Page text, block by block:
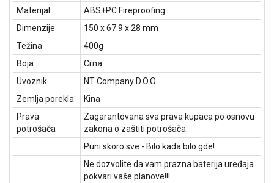
Materijal
ABS+PC Fireproofing
Dimenzije
150 x 67.9 x 28 mm
Težina
400g
Boja
Crna
Uvoznik
NT Company D.O.O.
Zemlja porekla
Kina
Prava
potrošača
Zagarantovana sva prava kupaca po osnovu
zakona o zaštiti potrošača.
Puni skoro sve - Bilo kada bilo gde!
Ne dozvolite da vam prazna baterija uređaja
pokvari vaše planove!!!